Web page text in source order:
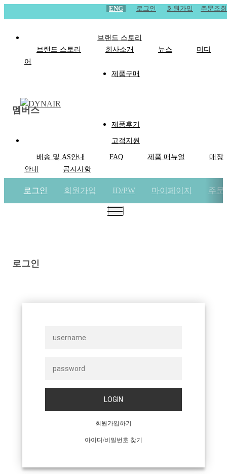
ENG 로그인 회원가입 주문조회
브랜드 스토리
브랜드 스토리
회사소개 뉴스
미디
어
제품구매
제품후기
고객지원
배송 및 AS안내 FAQ 제품 매뉴얼
매장
안내
공지사항
멤버스
로그인 회원가입 ID/PW 마이페이지 주문
로그인
LOGIN
회원가입하기
아이디/비밀번호 찾기